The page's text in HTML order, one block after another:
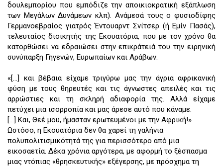
δουλεμπορίου που εμπόδιζε την αποικιοκρατική εξάπλωση
των Μεγάλων Δυνάμεων κλπ). Ανάμεσά τους ο φυσιοδίφης
Γερμανοεβραίος γιατρός Έντουαρντ Σνίτσερ (ή Εμίν Πασάς),
τελευταίος διοικητής της Εκουατόρια, που με τον χρόνο θα
κατορθώσει να εδραιώσει στην επικράτειά του την ειρηνική
συνύπαρξη Γηγενών, Ευρωπαίων και Αράβων.
«[…] και βέβαια είχαμε τριγύρω μας την άγρια αφρικανική
φύση με τους θηρευτές και τις άγνωστες απειλές και τις
αρρώστιες και τη σκληρή αδιαφορία της. Αλλά είχαμε
πετύχει μια ισορροπία και μας άρεσε αυτό που κάναμε.
[…] Και, Θεέ μου, ήμασταν ερωτευμένοι με την Αφρική!»
Ωστόσο, η Εκουατόρια δεν θα χαρεί τη γαλήνια
πολυπολιτισμικότητά της για περισσότερο από μια
εικοσαετία. Δέκα χρόνια αργότερα, με αφορμή το ξέσπασμα
μιας ντόπιας «θρησκευτικής» εξέγερσης, με πρόσχημα τη